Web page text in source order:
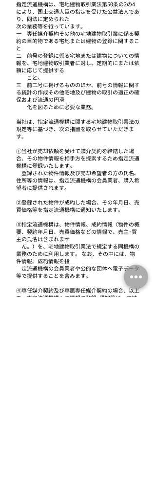
指定流通機構は、宅地建物取引業法第50条の2の4
により、国土交通大臣の指定を受けた公益法人であ
り、同法に定められた
次の業務等を行っています。
一 専任媒介契約その他の宅地建物取引業に係る契
約の目的物である宅地または建物の登録に関するこ
と
二 前号の登録に係る宅地または建物についての情
報を、宅地建物取引業者に対し、定期的にまたは依
頼に応じて提供する
こと。
三 前二号に掲げるもののほか、前号の情報に関す
る統計の作成その他宅地及び建物の取引の適正の確
保および流通の円滑
化を図るために必要な業務。
当社は、指定流通機構に関する宅地建物取引業法の
規定等に基づき、次の措置を取らせていただきま
す。
①当社が売却依頼を受けて媒介契約を締結した場
合、その物件情報を相手方を探索するため指定流通
機構に登録いたします。
登録された物件情報及び売却希望者の方の氏名、
住所等の情報は、指定流通機構の会員業者、購入希
望者に提供されます。
②登録された物件が成約した場合、その年月日、売
買価格等を指定流通機構に通知いたします。
③指定流通機構は、物件情報、成約情報（物件の概
要、契約年月日、売買価格などの情報で、売主･買
主の氏名は含まれませ
ん。）を、宅地建物取引業法で規定する同機構の
業務のために利用します。 なお、その中には、物
件情報、成約情報を指
定流通機構の会員業者や公的な団体へ電子データ
等で提供することを含みます。
④専任媒介契約及び専属専任媒介契約の場合、以上
の、指定流通機構への情報の登録･通知等は、宅地